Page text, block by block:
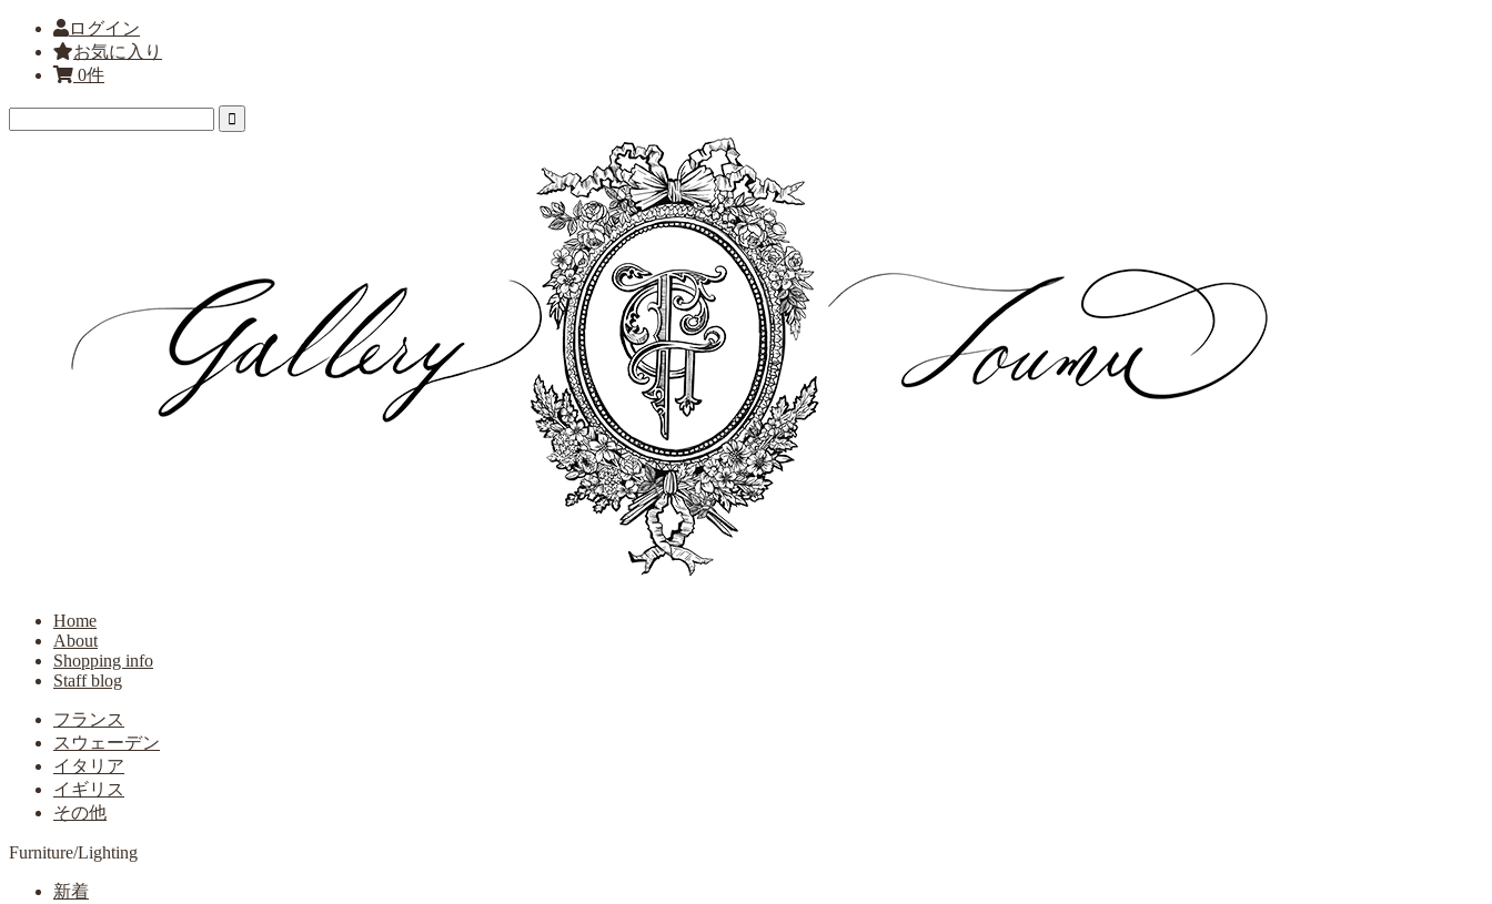
ログイン
お気に入り
0件
Home
About
Shopping info
Staff blog
フランス
スウェーデン
イタリア
イギリス
その他
Furniture/Lighting
新着